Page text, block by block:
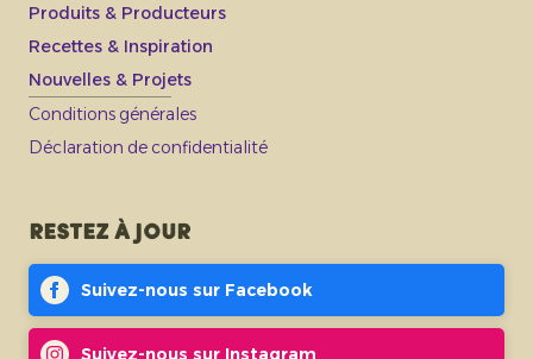
Produits & Producteurs
Recettes & Inspiration
Nouvelles & Projets
Conditions générales
Déclaration de confidentialité
Restez à jour
Suivez-nous sur Facebook
Suivez-nous sur Instagram